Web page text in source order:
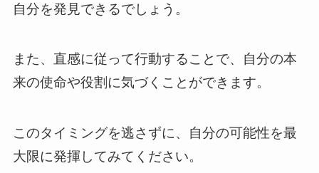
自分を発見できるでしょう。
また、直感に従って行動することで、自分の本
来の使命や役割に気づくことができます。
このタイミングを逃さずに、自分の可能性を最
大限に発揮してみてください。